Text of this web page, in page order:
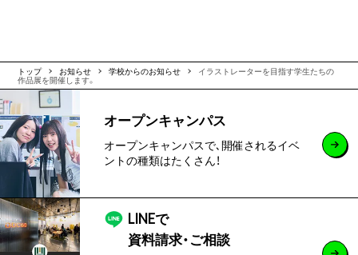
トップ お知らせ 学校からのお知らせ イラストレーターを目指す学生たちの
作品展を開催します。
オープンキャンパス
オープンキャンパスで､開催されるイベ
ントの種類はたくさん！
LINEで
資料請求・ご相談